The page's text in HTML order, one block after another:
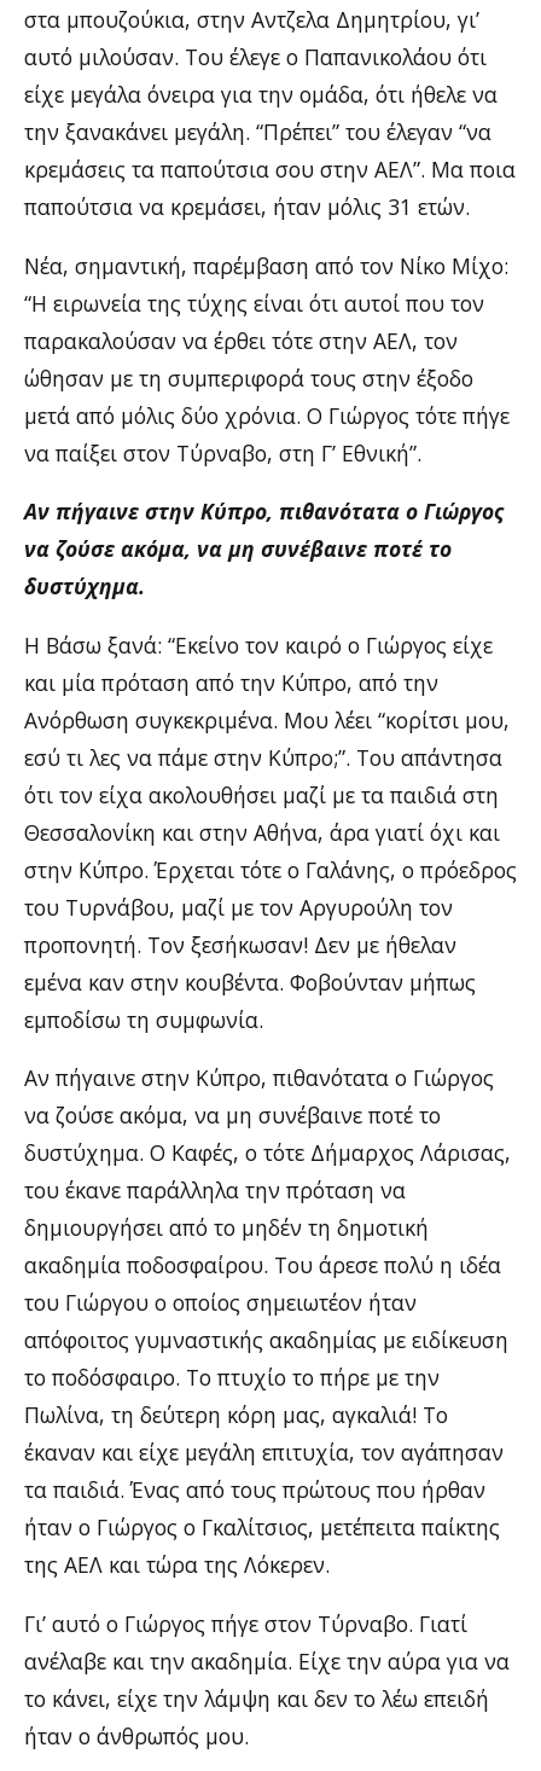
στα μπουζούκια, στην Αντζελα Δημητρίου, γι’
αυτό μιλούσαν. Του έλεγε ο Παπανικολάου ότι
είχε μεγάλα όνειρα για την ομάδα, ότι ήθελε να
την ξανακάνει μεγάλη. “Πρέπει” του έλεγαν “να
κρεμάσεις τα παπούτσια σου στην ΑΕΛ”. Μα ποια
παπούτσια να κρεμάσει, ήταν μόλις 31 ετών.
Νέα, σημαντική, παρέμβαση από τον Νίκο Μίχο:
“Η ειρωνεία της τύχης είναι ότι αυτοί που τον
παρακαλούσαν να έρθει τότε στην ΑΕΛ, τον
ώθησαν με τη συμπεριφορά τους στην έξοδο
μετά από μόλις δύο χρόνια. Ο Γιώργος τότε πήγε
να παίξει στον Τύρναβο, στη Γ’ Εθνική”.
Αν πήγαινε στην Κύπρο, πιθανότατα ο Γιώργος
να ζούσε ακόμα, να μη συνέβαινε ποτέ το
δυστύχημα.
Η Βάσω ξανά: “Εκείνο τον καιρό ο Γιώργος είχε
και μία πρόταση από την Κύπρο, από την
Ανόρθωση συγκεκριμένα. Μου λέει “κορίτσι μου,
εσύ τι λες να πάμε στην Κύπρο;”. Του απάντησα
ότι τον είχα ακολουθήσει μαζί με τα παιδιά στη
Θεσσαλονίκη και στην Αθήνα, άρα γιατί όχι και
στην Κύπρο. Έρχεται τότε ο Γαλάνης, ο πρόεδρος
του Τυρνάβου, μαζί με τον Αργυρούλη τον
προπονητή. Τον ξεσήκωσαν! Δεν με ήθελαν
εμένα καν στην κουβέντα. Φοβούνταν μήπως
εμποδίσω τη συμφωνία.
Αν πήγαινε στην Κύπρο, πιθανότατα ο Γιώργος
να ζούσε ακόμα, να μη συνέβαινε ποτέ το
δυστύχημα. Ο Καφές, ο τότε Δήμαρχος Λάρισας,
του έκανε παράλληλα την πρόταση να
δημιουργήσει από το μηδέν τη δημοτική
ακαδημία ποδοσφαίρου. Του άρεσε πολύ η ιδέα
του Γιώργου ο οποίος σημειωτέον ήταν
απόφοιτος γυμναστικής ακαδημίας με ειδίκευση
το ποδόσφαιρο. Το πτυχίο το πήρε με την
Πωλίνα, τη δεύτερη κόρη μας, αγκαλιά! Το
έκαναν και είχε μεγάλη επιτυχία, τον αγάπησαν
τα παιδιά. Ένας από τους πρώτους που ήρθαν
ήταν ο Γιώργος ο Γκαλίτσιος, μετέπειτα παίκτης
της ΑΕΛ και τώρα της Λόκερεν.
Γι’ αυτό ο Γιώργος πήγε στον Τύρναβο. Γιατί
ανέλαβε και την ακαδημία. Είχε την αύρα για να
το κάνει, είχε την λάμψη και δεν το λέω επειδή
ήταν ο άνθρωπός μου.